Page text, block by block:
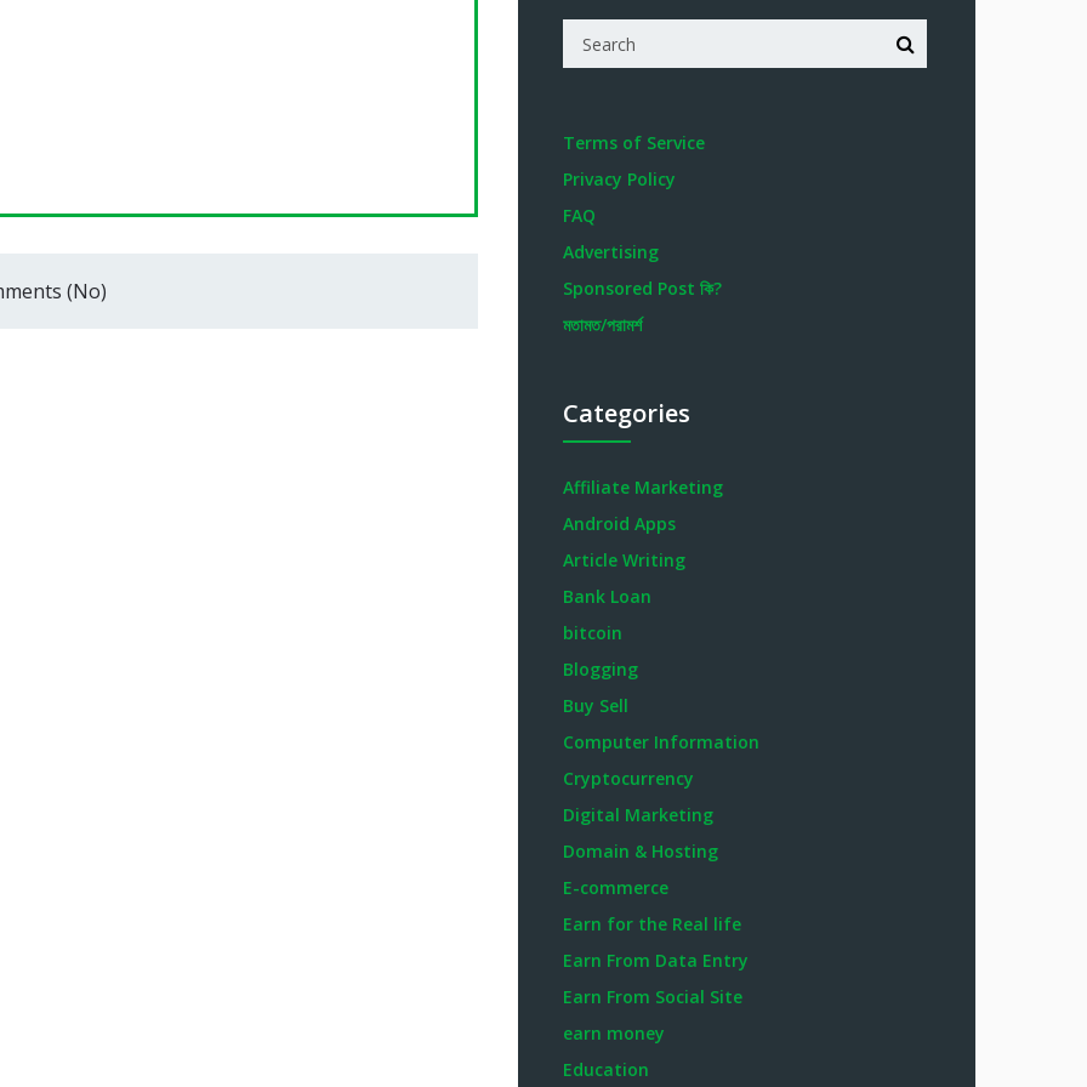
(No)
Terms of Service
Privacy Policy
FAQ
Advertising
Sponsored Post কি?
মতামত/পরামর্শ
Categories
Affiliate Marketing
Android Apps
Article Writing
Bank Loan
bitcoin
Blogging
Buy Sell
Computer Information
Cryptocurrency
Digital Marketing
Domain & Hosting
E-commerce
Earn for the Real life
Earn From Data Entry
Earn From Social Site
earn money
Education